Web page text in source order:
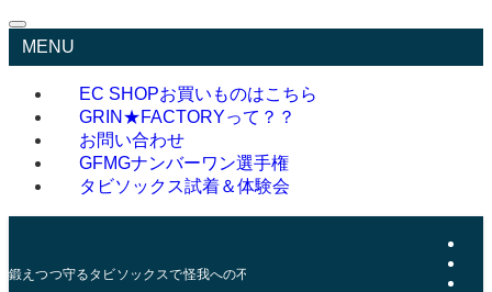
MENU
EC SHOPお買いものはこちら
GRIN★FACTORYって？？
お問い合わせ
GFMGナンバーワン選手権
タビソックス試着＆体験会
鍛えつつ守るタビソックスで怪我への不安を減らそう